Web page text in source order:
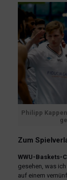
Philipp
Zum
WWU-Baskets-
gesehen, was
auf einem